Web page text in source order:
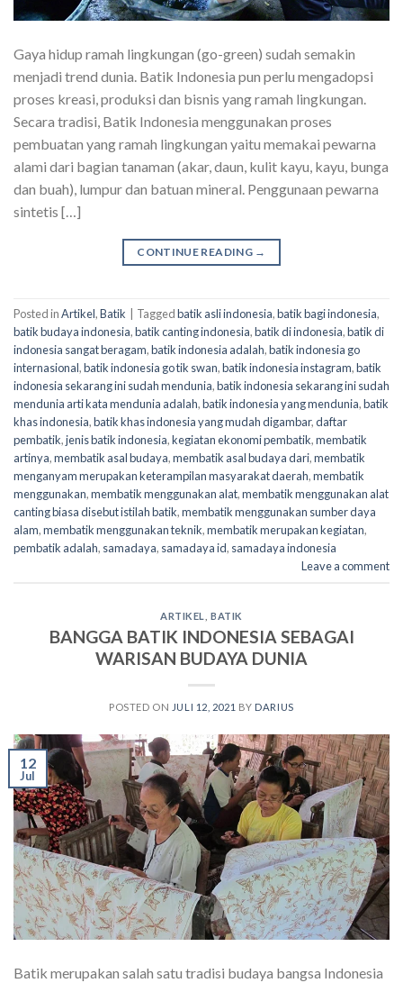
Gaya hidup ramah lingkungan (go-green) sudah semakin
menjadi trend dunia. Batik Indonesia pun perlu mengadopsi
proses kreasi, produksi dan bisnis yang ramah lingkungan.
Secara tradisi, Batik Indonesia menggunakan proses
pembuatan yang ramah lingkungan yaitu memakai pewarna
alami dari bagian tanaman (akar, daun, kulit kayu, kayu, bunga
dan buah), lumpur dan batuan mineral. Penggunaan pewarna
sintetis […]
CONTINUE READING →
Posted inArtikel,Batik Taggedbatik asli indonesia,batik bagi indonesia,
batik budaya indonesia,batik canting indonesia,batik di indonesia,batik di
indonesia sangat beragam,batik indonesia adalah,batik indonesia go
internasional,batik indonesia go tik swan,batik indonesia instagram,batik
indonesia sekarang ini sudah mendunia,batik indonesia sekarang ini sudah
mendunia arti kata mendunia adalah,batik indonesia yang mendunia,batik
khas indonesia,batik khas indonesia yang mudah digambar,daftar
pembatik,jenis batik indonesia,kegiatan ekonomi pembatik,membatik
artinya,membatik asal budaya,membatik asal budaya dari,membatik
menganyam merupakan keterampilan masyarakat daerah,membatik
menggunakan,membatik menggunakan alat,membatik menggunakan alat
canting biasa disebut istilah batik,membatik menggunakan sumber daya
alam,membatik menggunakan teknik,membatik merupakan kegiatan,
pembatik adalah, samadaya, samadaya id, samadaya indonesia
Leave a comment
ARTIKEL ,BATIK
BANGGA BATIK INDONESIA SEBAGAI
WARISAN BUDAYA DUNIA
POSTED ON JULI 12, 2021 BY DARIUS
12
Jul
Batik merupakan salah satu tradisi budaya bangsa Indonesia